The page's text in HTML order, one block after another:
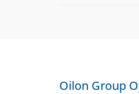
Oilon Group